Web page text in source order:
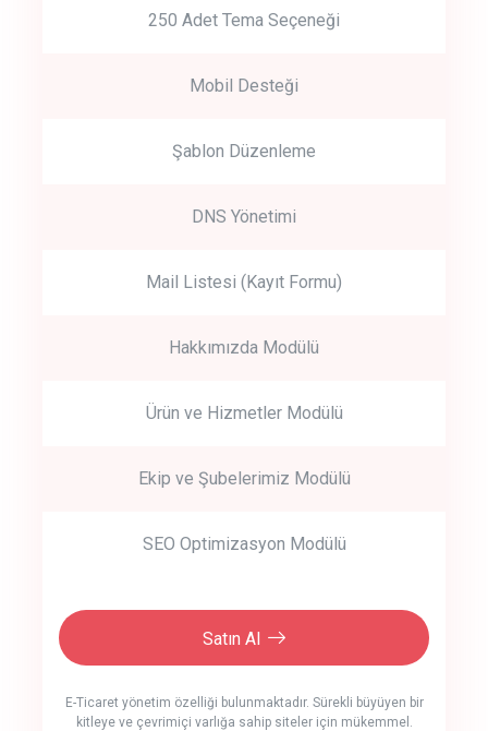
250 Adet Tema Seçeneği
Mobil Desteği
Şablon Düzenleme
DNS Yönetimi
Mail Listesi (Kayıt Formu)
Hakkımızda Modülü
Ürün ve Hizmetler Modülü
Ekip ve Şubelerimiz Modülü
SEO Optimizasyon Modülü
Satın Al
E-Ticaret yönetim özelliği bulunmaktadır. Sürekli büyüyen bir
kitleye ve çevrimiçi varlığa sahip siteler için mükemmel.